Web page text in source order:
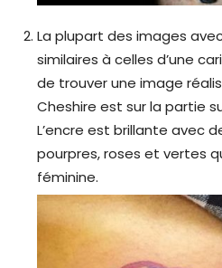
La plupart des images
similaires à celles d’une
de trouver une image
Cheshire est sur la partie
L’encre est brillante avec
pourpres, roses et vertes
féminine.